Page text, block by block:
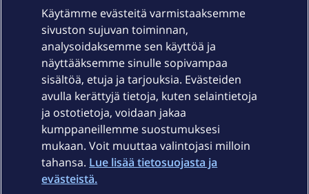
Laitteet & liittymät
Palvelut
Ajankohtaista
Käytämme evästeitä varmistaaksemme
sivuston sujuvan toiminnan,
analysoidaksemme sen käyttöä ja
näyttääksemme sinulle sopivampaa
sisältöä, etuja ja tarjouksia. Evästeiden
avulla kerättyjä tietoja, kuten selaintietoja
ja ostotietoja, voidaan jakaa
kumppaneillemme suostumuksesi
mukaan. Voit muuttaa valintojasi milloin
tahansa. Lue lisää tietosuojasta ja
evästeistä.